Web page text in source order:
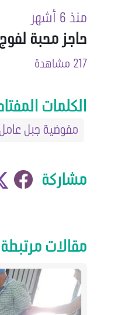
منذ 6 أشهر
حاجز محبة
217 مشاهدة
الكلمات
مفوضية جبل
مشاركة
مقالات مرتبطة